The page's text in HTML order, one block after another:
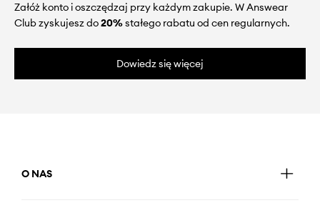
Załóż konto i oszczędzaj przy każdym zakupie. W Answear
Club zyskujesz do20%stałego rabatu od cen regularnych.
Dowiedz się więcej
O NAS